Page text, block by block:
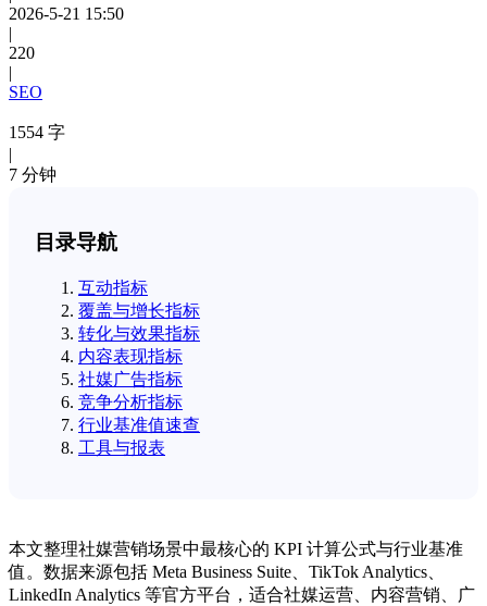
2026-5-21 15:50
|
220
|
SEO
1554 字
|
7 分钟
目录导航
互动指标
覆盖与增长指标
转化与效果指标
内容表现指标
社媒广告指标
竞争分析指标
行业基准值速查
工具与报表
本文整理社媒营销场景中最核心的 KPI 计算公式与行业基准
值。数据来源包括 Meta Business Suite、TikTok Analytics、
LinkedIn Analytics 等官方平台，适合社媒运营、内容营销、广